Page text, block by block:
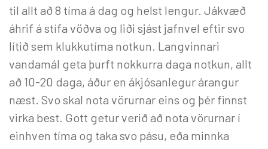
til allt að 8 tíma á dag og helst lengur. Jákvæð
áhrif á stífa vöðva og liði sjást jafnvel eftir svo
lítið sem klukkutíma notkun. Langvinnari
vandamál geta þurft nokkurra daga notkun, allt
að 10-20 daga, áður en ákjósanlegur árangur
næst. Svo skal nota vörurnar eins og þér finnst
virka best. Gott getur verið að nota vörurnar í
einhven tíma og taka svo pásu, eða minnka